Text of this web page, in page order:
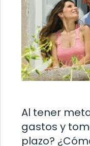
Al tener
gastos y
plazo?